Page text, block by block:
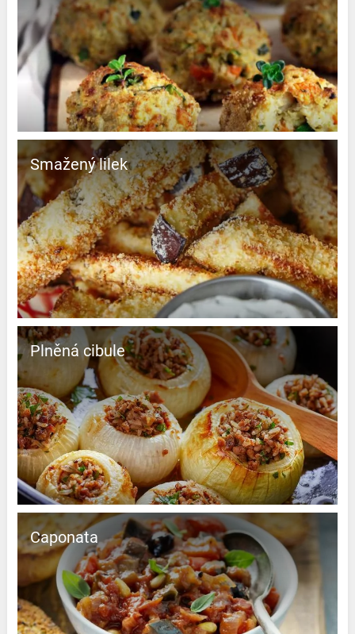
Smažený lilek
Plněná cibule
Caponata